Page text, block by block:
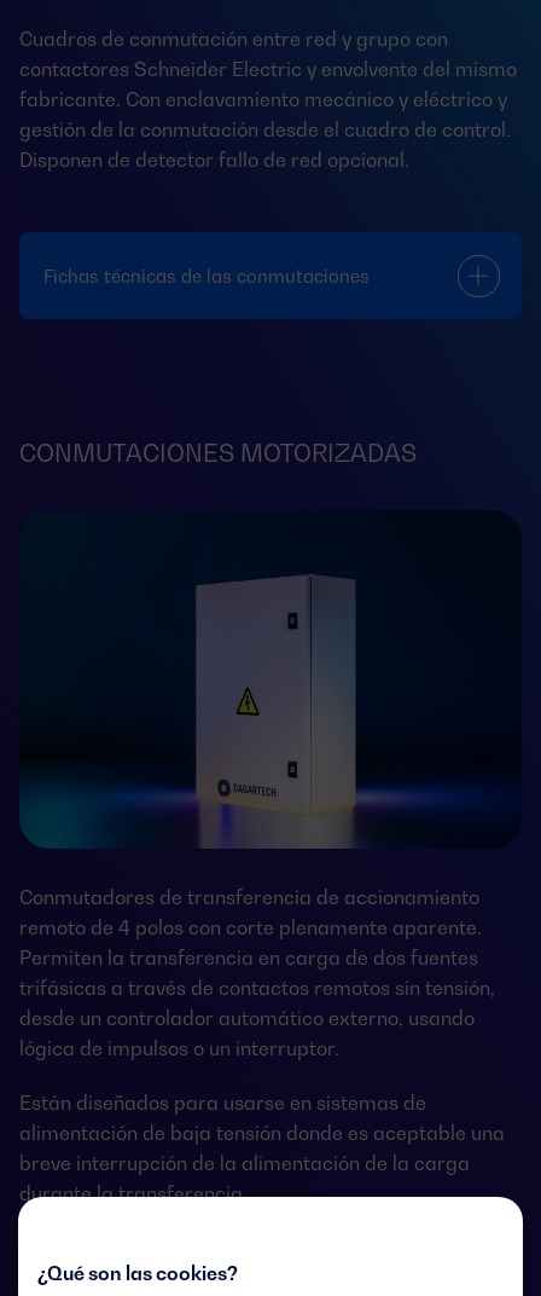
¿Qué son las cookies?
Cuadros de conmutación entre red y grupo con
contactores Schneider Electric y envolvente del mismo
fabricante. Con enclavamiento mecánico y eléctrico y
gestión de la conmutación desde el cuadro de control.
Disponen de detector fallo de red opcional.
Fichas técnicas de las conmutaciones
CONMUTACIONES MOTORIZADAS
Conmutadores de transferencia de accionamiento
remoto de 4 polos con corte plenamente aparente.
Permiten la transferencia en carga de dos fuentes
trifásicas a través de contactos remotos sin tensión,
desde un controlador automático externo, usando
lógica de impulsos o un interruptor.
Están diseñados para usarse en sistemas de
alimentación de baja tensión donde es aceptable una
breve interrupción de la alimentación de la carga
durante la transferencia.